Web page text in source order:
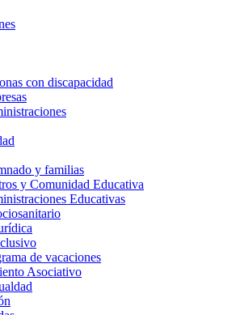
con discapacidad
y familias
y Comunidad Educativa
Educativas
de vacaciones
Asociativo